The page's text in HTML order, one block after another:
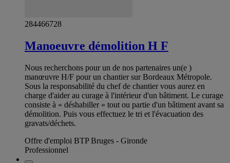
284466728
Manoeuvre démolition H F
Nous recherchons pour un de nos partenaires un(e )
manœuvre H/F pour un chantier sur Bordeaux Métropole.
Sous la responsabilité du chef de chantier vous aurez en
charge d'aider au curage à l'intérieur d'un bâtiment. Le curage
consiste à « déshabiller » tout ou partie d'un bâtiment avant sa
démolition. Puis vous effectuez le tri et l'évacuation des
gravats/déchets.
Offre d'emploi BTP Bruges - Gironde
Professionnel